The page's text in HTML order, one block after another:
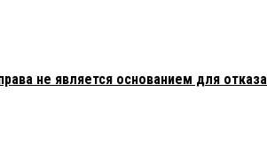
не является основанием для отказа